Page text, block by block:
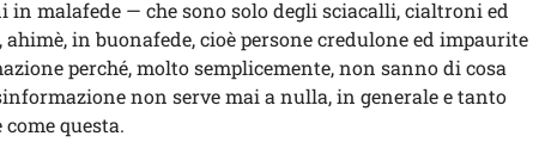
malafede — che sono solo degli sciacalli, cialtroni ed
in buonafede, cioè persone credulone ed impaurite
perché, molto semplicemente, non sanno di cosa
non serve mai a nulla, in generale e tanto
questa.